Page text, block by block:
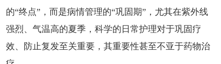
的“终点”，而是病情管理的“巩固期”，尤其在紫外线
强烈、气温高的夏季，科学的日常护理对于巩固疗
效、防止复发至关重要，其重要性甚至不亚于药物治